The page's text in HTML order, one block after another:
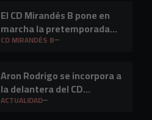
El CD Mirandés B pone en
marcha la pretemporada
2026/27
CD MIRANDÉS B
Aron Rodrigo se incorpora a
la delantera del CD
Mirandés
ACTUALIDAD